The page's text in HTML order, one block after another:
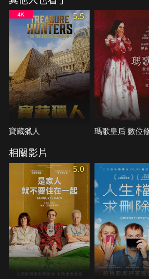
的調香大師。在她人生最輝煌的時刻，
失，從香水界黯然退場，勉強委身在五味
沉潛自己。兩人天差地遠，在生命轉折處
即將在一趟趟採集氣味的旅程中，釋放出
氣息。
5.5
寶藏獵人 瑪歌皇后 數位
相關影片
5.0